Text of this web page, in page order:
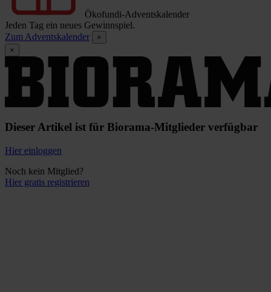
Ökofundi-Adventskalender
Jeden Tag ein neues Gewinnspiel.
Zum Adventskalender
×
×
Dieser Artikel ist für Biorama-Mitglieder verfügbar
Hier einloggen
Noch kein Mitglied?
Hier gratis registrieren